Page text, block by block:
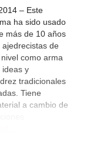
– Este
ha sido usado
más de 10 años
ajedrecistas de
como arma
ideas y
tradicionales
Tiene
a cambio de